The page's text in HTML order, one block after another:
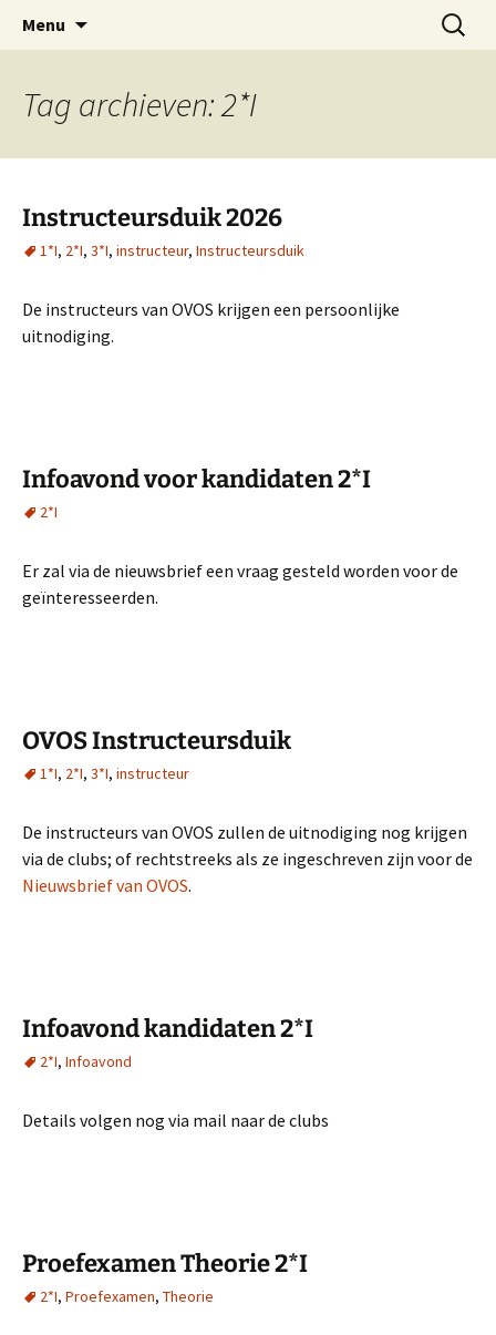
inhoud
OVOS
Oost-Vlaamse Vereniging voor
Onderwateronderzoek en -Sport
Menu
Zoeken
naar:
Tag archieven: 2*I
Instructeursduik 2026
1*I, 2*I, 3*I, instructeur, Instructeursduik
De instructeurs van OVOS krijgen een persoonlijke
uitnodiging.
Infoavond voor kandidaten 2*I
2*I
Er zal via de nieuwsbrief een vraag gesteld worden voor de
geïnteresseerden.
OVOS Instructeursduik
1*I, 2*I, 3*I, instructeur
De instructeurs van OVOS zullen de uitnodiging nog krijgen
via de clubs; of rechtstreeks als ze ingeschreven zijn voor de
Nieuwsbrief van OVOS.
Infoavond kandidaten 2*I
2*I, Infoavond
Details volgen nog via mail naar de clubs
Proefexamen Theorie 2*I
2*I, Proefexamen, Theorie